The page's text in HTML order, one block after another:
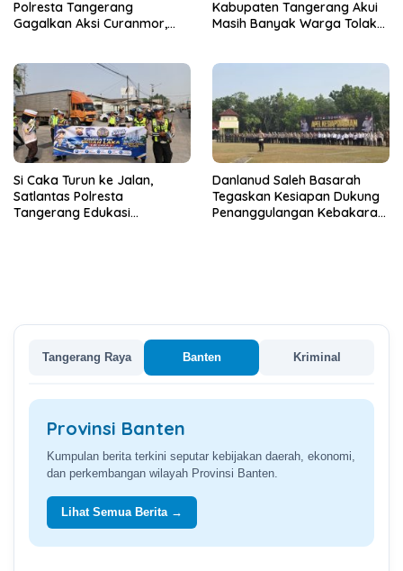
Polresta Tangerang
Gagalkan Aksi Curanmor,
Kabupaten Tangerang Akui
Masih Banyak Warga Tolak
Si Caka Turun ke Jalan,
Satlantas Polresta
Tangerang Edukasi
Danlanud Saleh Basarah
Tegaskan Kesiapan Dukung
Penanggulangan Kebakaran
Tangerang Raya Banten Kriminal
Provinsi Banten
Kumpulan berita terkini seputar kebijakan daerah, ekonomi,
dan perkembangan wilayah Provinsi Banten.
Lihat Semua Berita →